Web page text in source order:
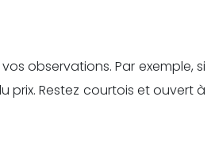
observations. Par exemple, si
Restez courtois et ouvert à